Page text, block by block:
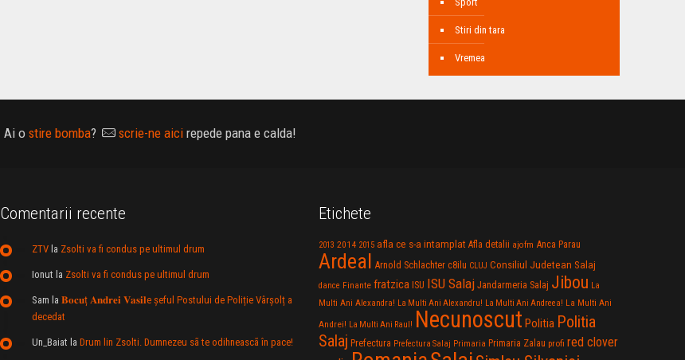
Stiri din tara
Vremea
Ai o stire bomba? scrie-ne aicirepede pana e calda!
Comentarii recente
ZTVla Zsolti va fi condus pe ultimul drum
Ionut la Zsolti va fi condus pe ultimul drum
Sam la 𝐁𝐨𝐜𝐮ț 𝐀𝐧𝐝𝐫𝐞𝐢 𝐕𝐚𝐬𝐢𝐥e şeful Postului de Poliție Vârșolț a
decedat
Un_Baiat la Drum lin Zsolti. Dumnezeu sã te odihneascã în pace!
Etichete
2013 2014 2015 afla ce s-a intamplat Afla detalii ajofm Anca Parau
Ardeal Arnold Schlachter c8ilu CLUJ Consiliul Judetean Salaj
dance Finante fratzica ISU ISU Salaj Jandarmeria Salaj Jibou La
Multi Ani Alexandra! La Multi Ani Alexandru! La Multi Ani Andreea! La Multi Ani
Andrei! La Multi Ani Raul! Necunoscut Politia Politia
Salaj Prefectura Prefectura Salaj Primaria Primaria Zalau profi red clover